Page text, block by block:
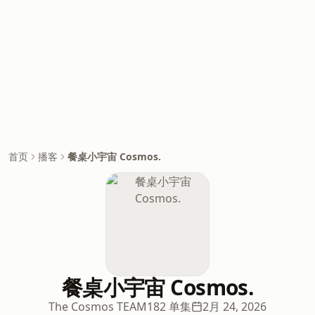
首页 播客 餐桌小宇宙 Cosmos.
餐桌小宇宙 Cosmos.
The Cosmos TEAM182 单集 2月 24, 2026